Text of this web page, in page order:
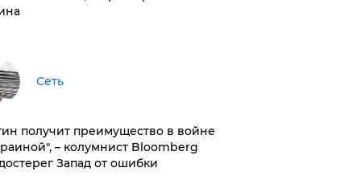
Сеть
получит преимущество в войне
– колумнист Bloomberg
Запад от ошибки